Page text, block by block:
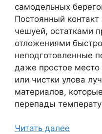
самодельных
Постоянный
чешуей, остатками
отложениями
неподготовленные
даже простое место
или чистки улова
материалов,
перепады
Читать далее